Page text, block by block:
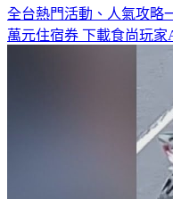
全台熱門活動、人氣攻略
萬元住宿券 下載食尚玩家